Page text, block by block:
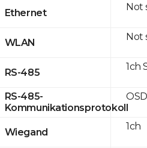
Ethernet
WLAN
RS-485
RS-485-
Kommunikationsprotokoll
Wiegand
Not
Not
1ch
1ch